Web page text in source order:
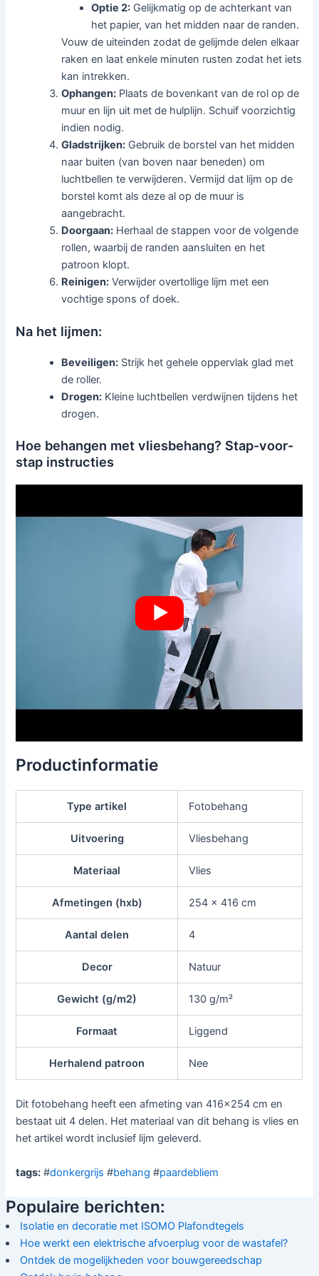
Optie 2: Gelijkmatig op de achterkant van
het papier, van het midden naar de randen.
Vouw de uiteinden zodat de gelijmde delen elkaar
raken en laat enkele minuten rusten zodat het iets
kan intrekken.
Ophangen: Plaats de bovenkant van de rol op de
muur en lijn uit met de hulplijn. Schuif voorzichtig
indien nodig.
Gladstrijken: Gebruik de borstel van het midden
naar buiten (van boven naar beneden) om
luchtbellen te verwijderen. Vermijd dat lijm op de
borstel komt als deze al op de muur is
aangebracht.
Doorgaan: Herhaal de stappen voor de volgende
rollen, waarbij de randen aansluiten en het
patroon klopt.
Reinigen: Verwijder overtollige lijm met een
vochtige spons of doek.
Na het lijmen:
Beveiligen: Strijk het gehele oppervlak glad met
de roller.
Drogen: Kleine luchtbellen verdwijnen tijdens het
drogen.
Hoe behangen met vliesbehang? Stap-voor-
stap instructies
Productinformatie
Type artikel Fotobehang
Uitvoering Vliesbehang
Materiaal Vlies
Afmetingen (hxb) 254 x 416 cm
Aantal delen 4
Decor Natuur
Gewicht (g/m2) 130 g/m²
Formaat Liggend
Herhalend patroon Nee
Dit fotobehang heeft een afmeting van 416x254 cm en
bestaat uit 4 delen. Het materiaal van dit behang is vlies en
het artikel wordt inclusief lijm geleverd.
tags: #donkergrijs #behang #paardebliem
Populaire berichten:
Isolatie en decoratie met ISOMO Plafondtegels
Hoe werkt een elektrische afvoerplug voor de wastafel?
Ontdek de mogelijkheden voor bouwgereedschap